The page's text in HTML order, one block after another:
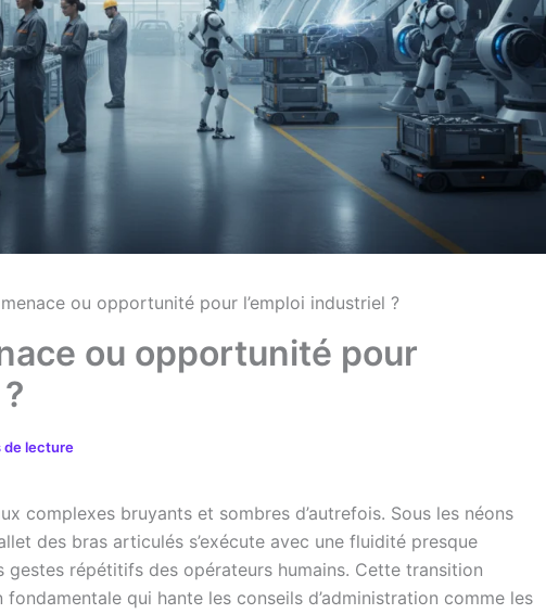
ou opportunité pour l’emploi industriel ?
ou opportunité pour
de lecture
complexes bruyants et sombres d’autrefois. Sous les néons
des bras articulés s’exécute avec une fluidité presque
gestes répétitifs des opérateurs humains. Cette transition
qui hante les conseils d’administration comme les